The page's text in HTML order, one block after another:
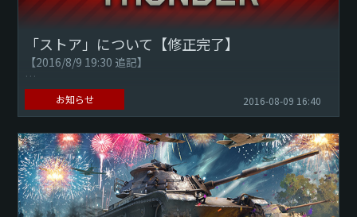
「ストア」について【修正完了】
【2016/8/9 19:30 追記】
War Thunder運営チームです。
「ストア」遷移先の問題につきまして、修正作業が完了いた
しました。
現在は正常にご購入頂...
お知らせ 2016-08-09 16:40